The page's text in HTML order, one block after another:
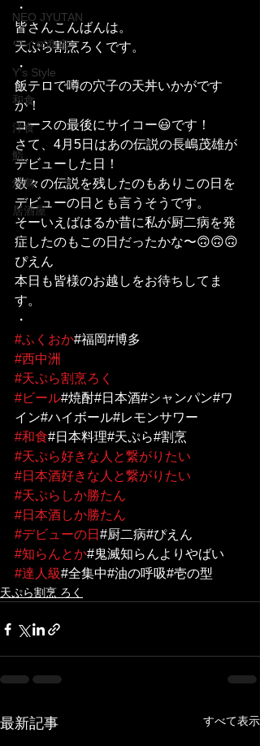
NEO JYUTAN
ワイズ商店
Y's Style
和食
洋食
鮨
焼鳥
居酒屋
・
皆さんこんばんは。
天ぷら割烹ろくです。
・
飯テロで噂の穴子の天丼いかがです
か！
コースの最後にサイコー😃です！
さて、4月5日はあの伝説の長嶋茂雄が
デビューした日！
数々の伝説を残したのもありこの日を
デビューの日とも言うそうです。
そーいえばはるか昔に私が厨二病を発
症したのもこの日だったかな〜🙃🙃🙃
ぴえん
本日も皆様のお越しをお待ちしてま
す。
・
#ふくおか#福岡#博多
#西中洲
#天ぷら割烹ろく
#ビール#焼酎#日本酒#シャンパン#ワ
イン#ハイボール#レモンサワー
#和食#日本料理#天ぷら#割烹
#天ぷら好きな人と繋がりたい
#日本酒好きな人と繋がりたい
#天ぷらしか勝たん
#日本酒しか勝たん
#デビューの日 #厨二病#ぴえん
#知らんとか#鬼滅知らんよりやばい
#達人級#全集中#油の呼吸#壱の型
天ぷら割烹 ろく
最新記事 すべて表示